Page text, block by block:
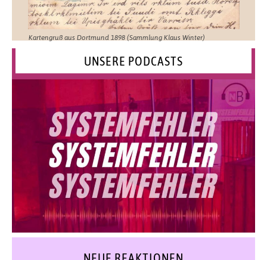
Kartengruß aus Dortmund 1898 (Sammlung Klaus Winter)
UNSERE PODCASTS